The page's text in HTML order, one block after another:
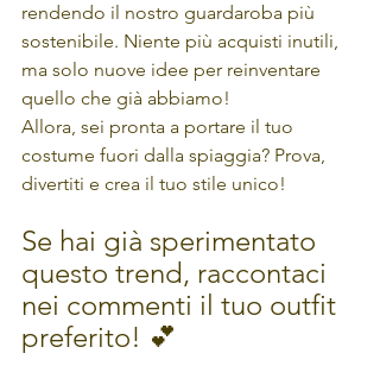
rendendo il nostro guardaroba più
sostenibile. Niente più acquisti inutili,
ma solo nuove idee per reinventare
quello che già abbiamo!
Allora, sei pronta a portare il tuo
costume fuori dalla spiaggia? Prova,
divertiti e crea il tuo stile unico!
Se hai già sperimentato
questo trend, raccontaci
nei commenti il tuo outfit
preferito! 💕